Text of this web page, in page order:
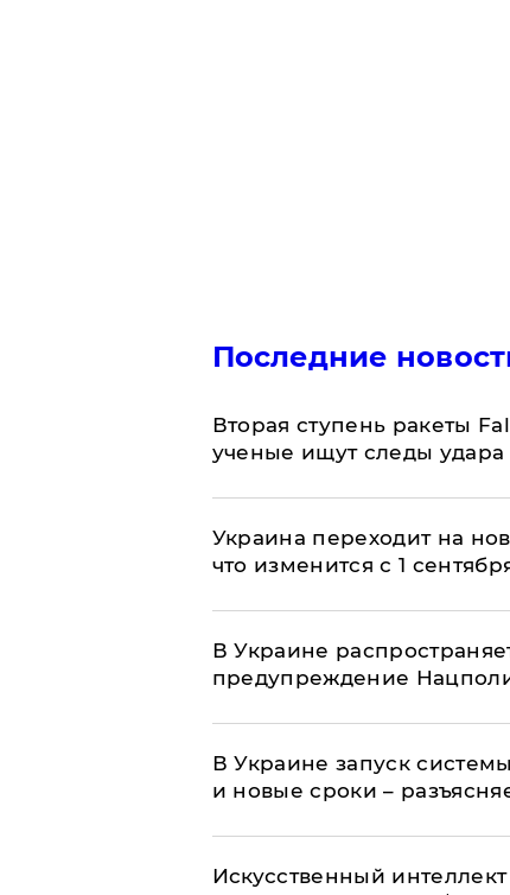
Последние
Вторая ступень ракеты
ученые ищут следы
Украина переходит на
что изменится с 1
В Украине
предупреждение
В Украине запуск
и новые сроки –
Искусственный